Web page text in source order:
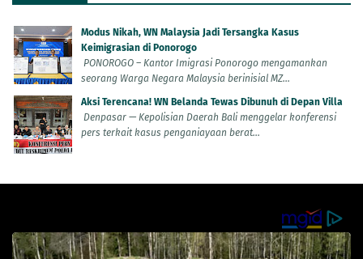
Modus Nikah, WN Malaysia Jadi Tersangka Kasus
Keimigrasian di Ponorogo
PONOROGO – Kantor Imigrasi Ponorogo mengamankan
seorang Warga Negara Malaysia berinisial MZ...
Aksi Terencana! WN Belanda Tewas Dibunuh di Depan Villa
Denpasar — Kepolisian Daerah Bali menggelar konferensi
pers terkait kasus penganiayaan berat...